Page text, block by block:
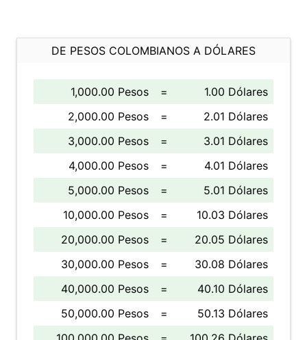
DE PESOS COLOMBIANOS A DÓLARES
1,000.00 Pesos =
1.00 Dólares
2,000.00 Pesos
=
2.01 Dólares
3,000.00 Pesos
=
3.01 Dólares
4,000.00 Pesos
=
4.01 Dólares
5,000.00 Pesos
=
5.01 Dólares
10,000.00 Pesos
=
10.03 Dólares
20,000.00 Pesos
=
20.05 Dólares
30,000.00 Pesos
=
30.08 Dólares
40,000.00 Pesos
=
40.10 Dólares
50,000.00 Pesos
=
50.13 Dólares